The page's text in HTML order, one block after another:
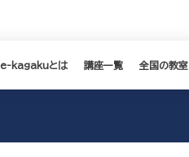
e-kagakuとは 講座一覧 全国の教室